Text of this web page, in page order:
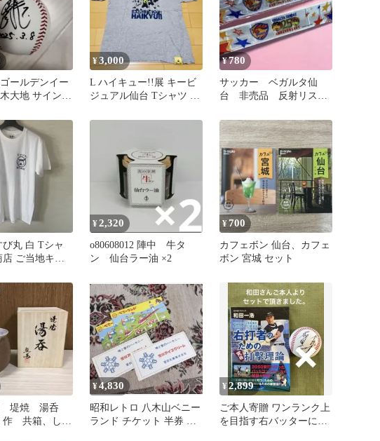
ールデンイー
大地 サインボ
¥3,000
L ハイキュー!!展 キービ
ジュアル仙台 Tシャツ グ
¥780
サッカー ベガルタ仙
台 非売品 反射リスト
カリ便 Jリーグ
び丸 白 Tシャ
ご当地キャ
¥2,320
o80608012 陣中 牛タ
ン 仙台ラー油 ×2
¥700
カフェボン 仙台、カフェ
ボン 宮城 セット
堤焼 湯呑
作 共箱、しお
¥4,830
昭和レトロ 八木山ベニー
ランド チケット 半券 雪
¥2,899
ご本人寄贈 ワンランク上
を目指す右バッターに伝